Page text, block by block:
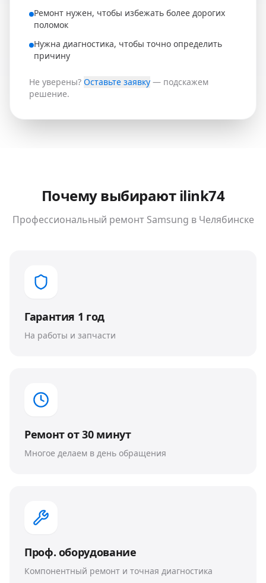
Ремонт нужен, чтобы избежать более дорогих
поломок
Нужна диагностика, чтобы точно определить
причину
Не уверены? Оставьте заявку — подскажем
решение.
Почему выбирают ilink74
Профессиональный ремонт Samsung в Челябинске
Гарантия 1 год
На работы и запчасти
Ремонт от 30 минут
Многое делаем в день обращения
Проф. оборудование
Компонентный ремонт и точная диагностика